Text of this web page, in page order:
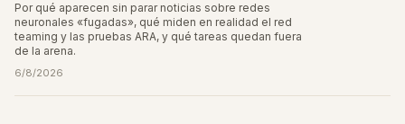
Por qué aparecen sin parar noticias sobre redes
neuronales «fugadas», qué miden en realidad el red
teaming y las pruebas ARA, y qué tareas quedan fuera
de la arena.
6/8/2026